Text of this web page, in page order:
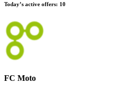
Today’s active offers: 10
FC Moto